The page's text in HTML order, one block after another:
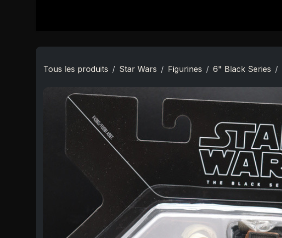
Tous les produits Star Wars Figurines 6" Black Series